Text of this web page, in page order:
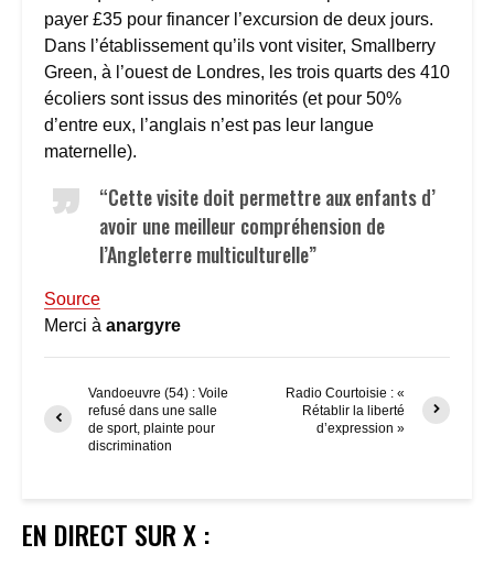
payer £35 pour financer l’excursion de deux jours.
Dans l’établissement qu’ils vont visiter, Smallberry
Green, à l’ouest de Londres, les trois quarts des 410
écoliers sont issus des minorités (et pour 50%
d’entre eux, l’anglais n’est pas leur langue
maternelle).
“Cette visite doit permettre aux enfants d’
avoir une meilleur compréhension de
l’Angleterre multiculturelle”
Source
Merci à anargyre
Vandoeuvre (54) : Voile
refusé dans une salle
de sport, plainte pour
discrimination
Radio Courtoisie : «
Rétablir la liberté
d’expression »
EN DIRECT SUR X :